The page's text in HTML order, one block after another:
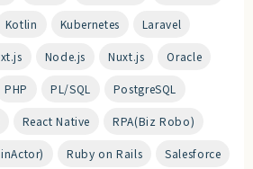
Kotlin Kubernetes Laravel
Node.js Nuxt.js Oracle
PHP PL/SQL PostgreSQL
React Native RPA(Biz Robo)
Ruby on Rails Salesforce